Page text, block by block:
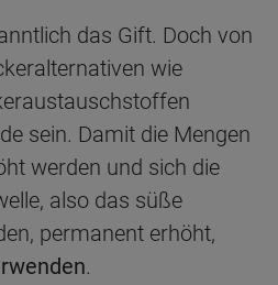
das Gift. Doch von
wie
sein. Damit die Mengen
werden und sich die
also das süße
permanent erhöht,
.